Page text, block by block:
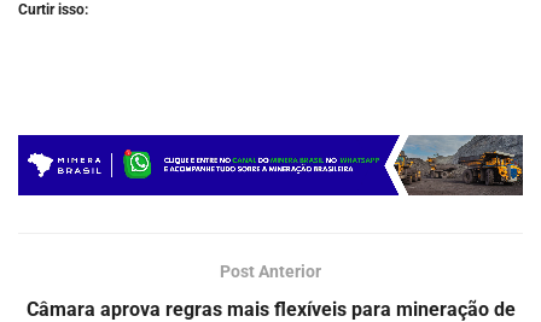
Curtir isso:
Post Anterior
Câmara aprova regras mais flexíveis para mineração de